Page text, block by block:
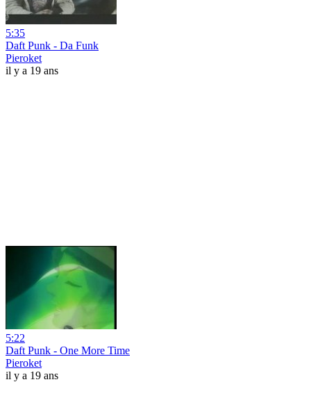
5:35
Daft Punk - Da Funk
Pieroket
il y a 19 ans
5:22
Daft Punk - One More Time
Pieroket
il y a 19 ans